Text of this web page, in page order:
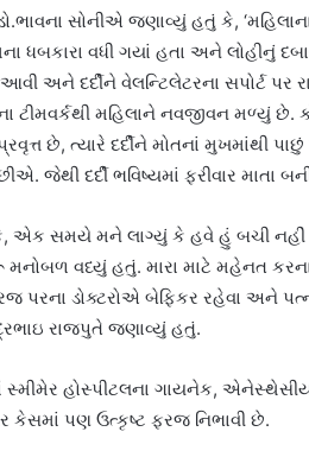
સોનીએ જણાવ્યું હતું કે,
ધબકારા વધી ગયાં હતા અને લોહીનું
આવી અને દર્દીને વેલન્ટિલેટરના સપોર્ટ
ટીમવર્કથી મહિલાને નવજીવન મળ્યું છે.
છે, ત્યારે દર્દીને મોતનાં મુખમાંથી
જેથી દર્દી ભવિષ્યમાં ફરીવાર માતા
એક સમયે મને લાગ્યું કે હવે હું બચી નહીં
મનોબળ વધ્યું હતું. મારા માટે મહેનત
પરના ડોક્ટરોએ બેફિકર રહેવા અને
રાજપુતે જણાવ્યું હતું.
હોસ્પીટલના ગાયનેક, એનેસ્થેસીયા ટીમે
કેસમાં પણ ઉત્કૃષ્ટ ફરજ નિભાવી છે.